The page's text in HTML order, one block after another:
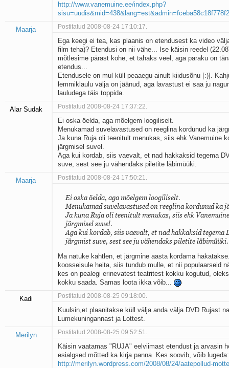
http://www.vanemuine.ee/index.php?
Maarja Postitatud 2008-08-24 17:10:17.
Ega keegi ei tea, kas plaanis on etendusest ka video
film teha)? Etendusi on nii vähe... Ise käisin reedel
mõtlesime pärast kohe, et tahaks veel, aga paraku on
etendus...
Etendusele on mul küll peaaegu ainult kiidusõnu [:)].
lemmiklaulu välja on jäänud, aga lavastust ei saa ju
lauludega täis toppida.
Alar Sudak Postitatud 2008-08-24 17:37:22.
Ei oska öelda, aga mõelgem loogiliselt.
Menukamad suvelavastused on reeglina kordunud ka
Ja kuna Ruja oli teenitult menukas, siis ehk Vanemuine
järgmisel suvel.
Aga kui kordab, siis vaevalt, et nad hakkaksid tegema
suve, sest see ju vähendaks piletite läbimüüki.
Maarja Postitatud 2008-08-24 17:50:21.
Ei oska öelda, aga mõelgem loogiliselt.
Menukamad suvelavastused on reeglina kordunud ka
Ja kuna Ruja oli teenitult menukas, siis ehk
järgmisel suvel.
Aga kui kordab, siis vaevalt, et nad hakkaksid tegema
järgmist suve, sest see ju vähendaks piletite läbimüüki.
Ma natuke kahtlen, et järgmine aasta kordama
koosseisule heita, siis tundub mulle, et nii populaarseid
kes on pealegi erinevatest teatritest kokku kogutud,
kokku saada. Samas loota ikka võib...
Kadi Postitatud 2008-08-25 09:18:00.
Kuulsin,et plaanitakse küll välja anda välja DVD Rujast
Lumekuningannast ja Lottest.
Merilyn Postitatud 2008-08-25 09:52:51.
Käisin vaatamas "RUJA" eelviimast etendust ja arvasin
esialgsed mõtted ka kirja panna. Kes soovib, võib lugeda:
http://merilyn.wordpress.com/2008/08/24/aatepollud-